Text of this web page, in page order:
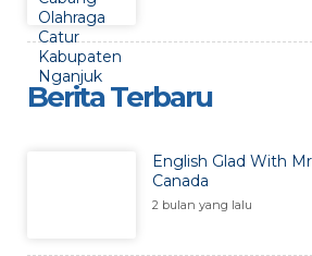
Berita Terbaru
English Glad With
Canada
2 bulan yang lalu